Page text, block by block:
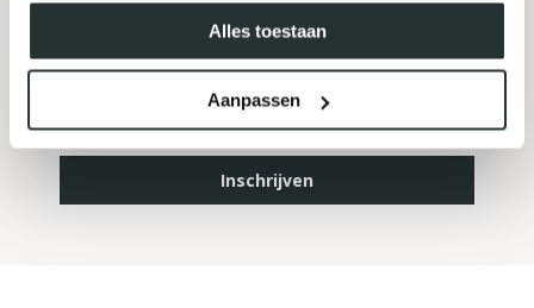
Alles toestaan
Aanpassen
NIEUWSBRIEF
Inschrijven